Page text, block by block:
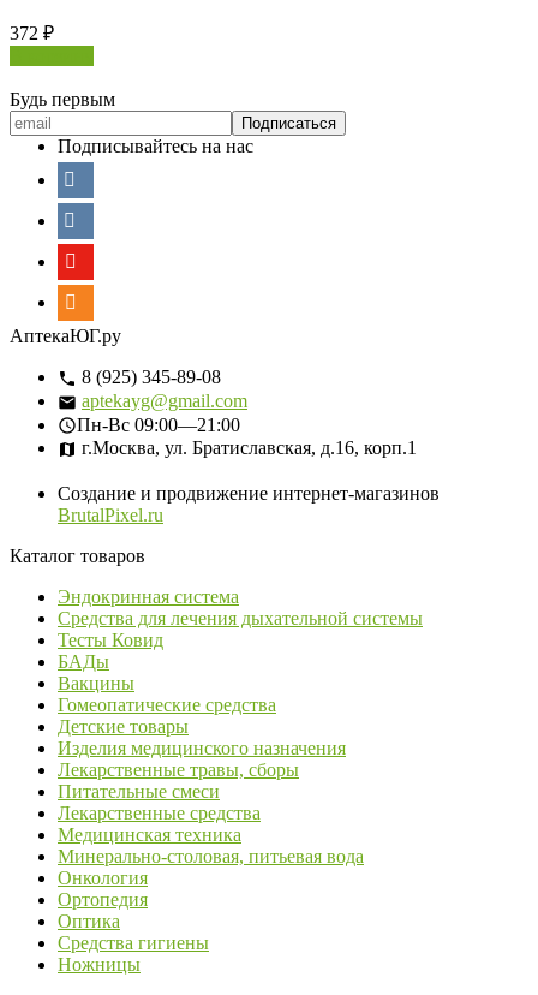
372 ₽
Будь первым
Подписывайтесь на нас
АптекаЮГ.ру
8 (925) 345-89-08
aptekayg@gmail.com
Пн-Вс 09:00—21:00
г.Москва, ул. Братиславская, д.16, корп.1
Создание и продвижение интернет-магазинов
BrutalPixel.ru
Каталог товаров
Эндокринная система
Средства для лечения дыхательной системы
Тесты Ковид
БАДы
Вакцины
Гомеопатические средства
Детские товары
Изделия медицинского назначения
Лекарственные травы, сборы
Питательные смеси
Лекарственные средства
Медицинская техника
Минерально-столовая, питьевая вода
Онкология
Ортопедия
Оптика
Средства гигиены
Ножницы